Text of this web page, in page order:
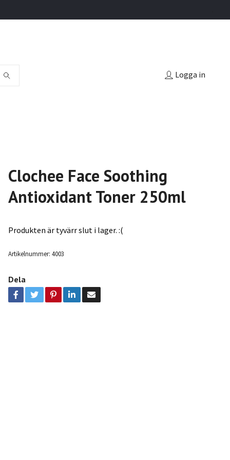
Logga in
Clochee Face Soothing
Antioxidant Toner 250ml
Produkten är tyvärr slut i lager. :(
Artikelnummer: 4003
Dela